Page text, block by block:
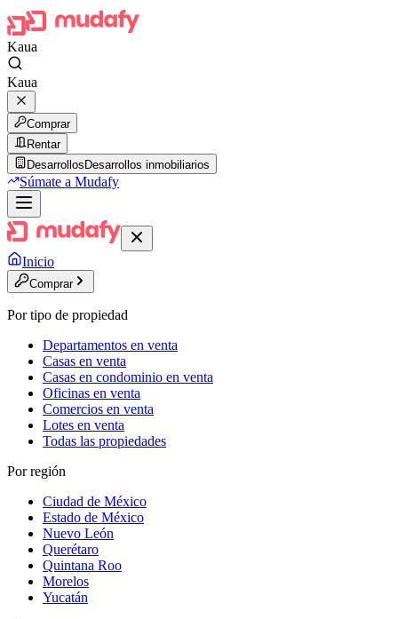
Kaua
Kaua
Comprar
Rentar
Desarrollos Desarrollos inmobiliarios
Súmate a Mudafy
Inicio
Comprar
Por tipo de propiedad
Departamentos en venta
Casas en venta
Casas en condominio en venta
Oficinas en venta
Comercios en venta
Lotes en venta
Todas las propiedades
Por región
Ciudad de México
Estado de México
Nuevo León
Querétaro
Quintana Roo
Morelos
Yucatán